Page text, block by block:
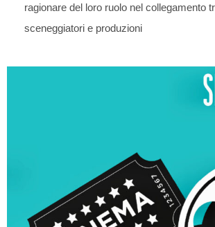
ragionare del loro ruolo nel collegamento
sceneggiatori e produzioni